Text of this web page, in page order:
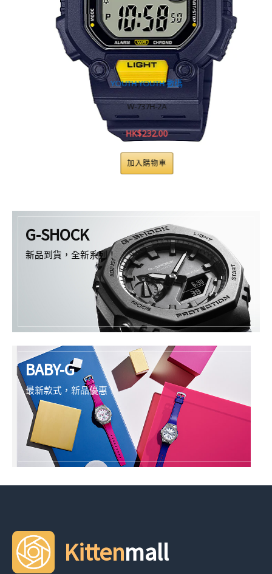
YOUTH,YOUTH 數碼
W-737H-2A
HK$232.00
加入購物車
G-SHOCK
新品到貨，全新系列！
BABY-G
最新款式，新品優惠！
Kittenmall